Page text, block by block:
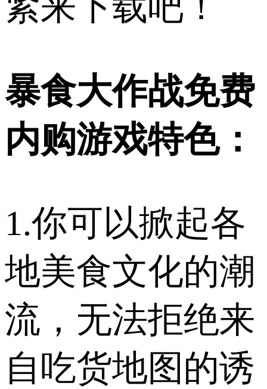
暴食大作战免费
内购游戏特色：
1.你可以掀起各
地美食文化的潮
流，无法拒绝来
自吃货地图的诱